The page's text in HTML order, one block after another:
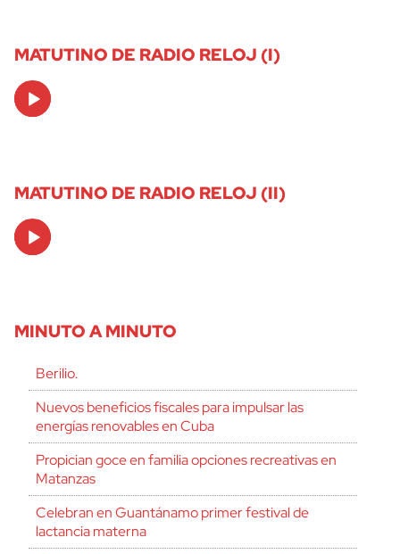
MATUTINO DE RADIO RELOJ (I)
Audio
Player
MATUTINO DE RADIO RELOJ (II)
Audio
Player
MINUTO A MINUTO
Berilio.
Nuevos beneficios fiscales para impulsar las
energías renovables en Cuba
Propician goce en familia opciones recreativas en
Matanzas
Celebran en Guantánamo primer festival de
lactancia materna